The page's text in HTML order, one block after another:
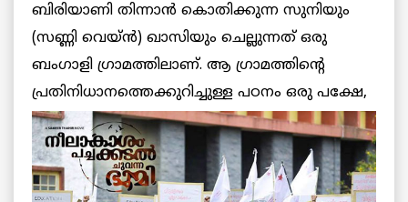
ബിരിയാണി തിന്നാന്‍ കൊതിക്കുന്ന സുനിയും
(സണ്ണി വെയ്ന്‍) ഖാസിയും ചെല്ലുന്നത് ഒരു
ബംഗാളി ഗ്രാമത്തിലാണ്. ആ ഗ്രാമത്തിന്റെ
പ്രതിനിധാനത്തെക്കുറിച്ചുള്ള പഠനം ഒരു പക്ഷേ,